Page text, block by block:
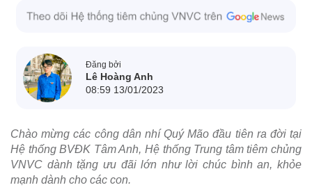
Đăng bởi
Lê Hoàng Anh
08:59 13/01/2023
Chào mừng các công dân nhí Quý Mão đầu tiên ra đời tại
Hệ thống BVĐK Tâm Anh, Hệ thống Trung tâm tiêm chủng
VNVC dành tặng ưu đãi lớn như lời chúc bình an, khỏe
mạnh dành cho các con.